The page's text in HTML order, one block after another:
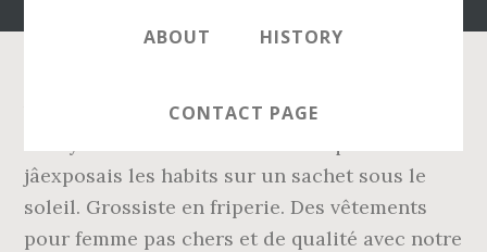
ABOUT HISTORY
CONTACT PAGE
Vente balle friperie en détail ou en gros lieu
jâexposais les habits sur un sachet sous le
soleil. Grossiste en friperie. Des vêtements
pour femme pas chers et de qualité avec notre